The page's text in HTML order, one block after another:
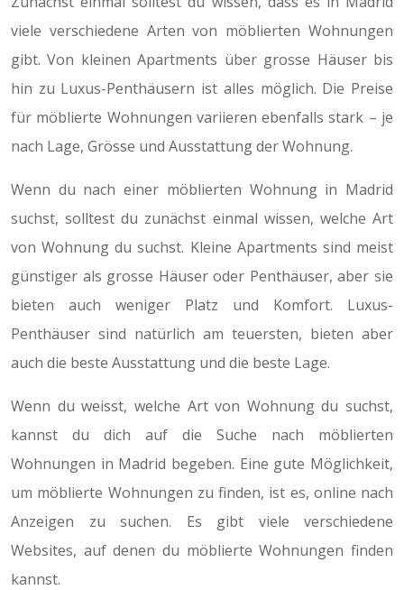
viele verschiedene Arten von möblierten Wohnungen
gibt. Von kleinen Apartments über grosse Häuser bis
hin zu Luxus-Penthäusern ist alles möglich. Die Preise
für möblierte Wohnungen variieren ebenfalls stark – je
nach Lage, Grösse und Ausstattung der Wohnung.
Wenn du nach einer möblierten Wohnung in Madrid
suchst, solltest du zunächst einmal wissen, welche Art
von Wohnung du suchst. Kleine Apartments sind meist
günstiger als grosse Häuser oder Penthäuser, aber sie
bieten auch weniger Platz und Komfort. Luxus-
Penthäuser sind natürlich am teuersten, bieten aber
auch die beste Ausstattung und die beste Lage.
Wenn du weisst, welche Art von Wohnung du suchst,
kannst du dich auf die Suche nach möblierten
Wohnungen in Madrid begeben. Eine gute Möglichkeit,
um möblierte Wohnungen zu finden, ist es, online nach
Anzeigen zu suchen. Es gibt viele verschiedene
Websites, auf denen du möblierte Wohnungen finden
kannst.